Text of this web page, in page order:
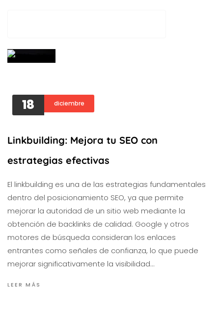
18 diciembre
Linkbuilding: Mejora tu SEO con
estrategias efectivas
El linkbuilding es una de las estrategias fundamentales
dentro del posicionamiento SEO, ya que permite
mejorar la autoridad de un sitio web mediante la
obtención de backlinks de calidad. Google y otros
motores de búsqueda consideran los enlaces
entrantes como señales de confianza, lo que puede
mejorar significativamente la visibilidad…
LEER MÁS